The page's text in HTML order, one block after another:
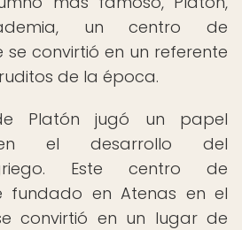
un centro de
convirtió en un referente
de la época.
Platón jugó un papel
en el desarrollo del
Este centro de
fundado en Atenas en el
convirtió en un lugar de